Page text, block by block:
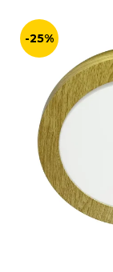
-25%